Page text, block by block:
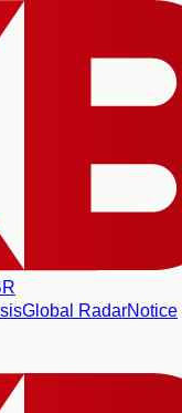
Global RadarNotice